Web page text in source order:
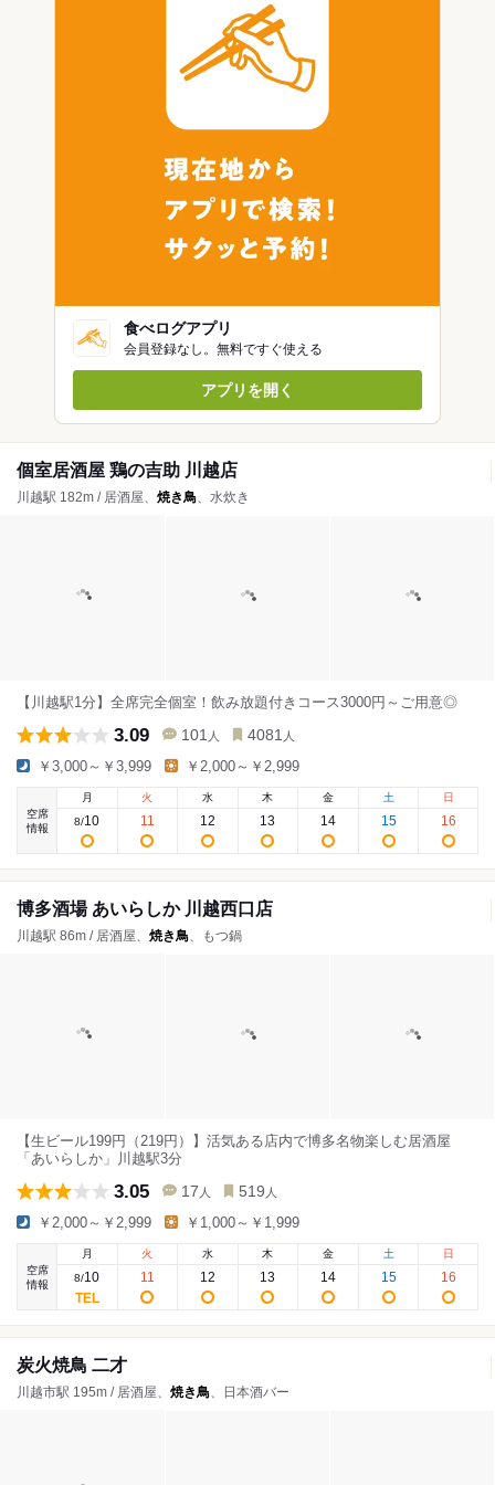
食べログアプリ
会員登録なし。無料ですぐ使える
アプリを開く
個室居酒屋 鶏の吉助 川越店
川越駅 182m / 居酒屋、 焼き鳥、水炊き
【川越駅1分】全席完全個室！飲み放題付きコース3000円～ご用意◎
3.09 101 人 4081 人
￥3,000～￥3,999 ￥2,000～￥2,999
空席
情報
月
8/10
火
11
水
12
木
13
金
14
土
15
日
16
博多酒場 あいらしか 川越西口店
川越駅 86m / 居酒屋、 焼き鳥、もつ鍋
【生ビール199円（219円）】活気ある店内で博多名物楽しむ居酒屋
「あいらしか」川越駅3分
3.05 17 人 519 人
￥2,000～￥2,999 ￥1,000～￥1,999
空席
情報
月
8/10
火
11
水
12
木
13
金
14
土
15
日
16
炭火焼鳥 二才
川越市駅 195m / 居酒屋、 焼き鳥、日本酒バー